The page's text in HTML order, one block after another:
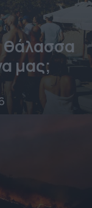
θάλασσα
μας;